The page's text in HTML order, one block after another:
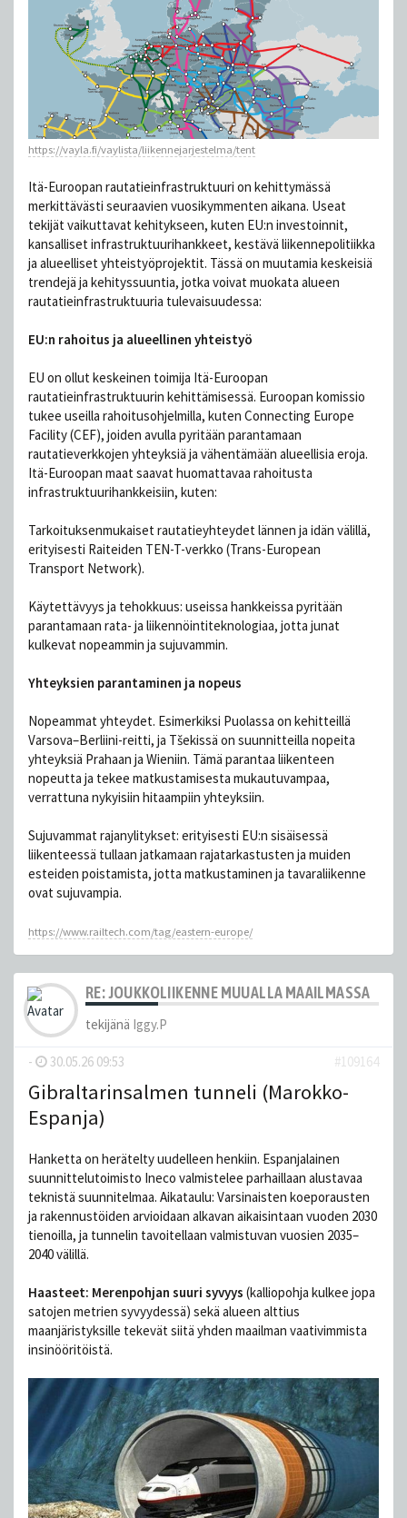
https://vayla.fi/vaylista/liikennejarjestelma/tent
Itä-Euroopan rautatieinfrastruktuuri on kehittymässä
merkittävästi seuraavien vuosikymmenten aikana. Useat
tekijät vaikuttavat kehitykseen, kuten EU:n investoinnit,
kansalliset infrastruktuurihankkeet, kestävä liikennepolitiikka
ja alueelliset yhteistyöprojektit. Tässä on muutamia keskeisiä
trendejä ja kehityssuuntia, jotka voivat muokata alueen
rautatieinfrastruktuuria tulevaisuudessa:
EU:n rahoitus ja alueellinen yhteistyö
EU on ollut keskeinen toimija Itä-Euroopan
rautatieinfrastruktuurin kehittämisessä. Euroopan komissio
tukee useilla rahoitusohjelmilla, kuten Connecting Europe
Facility (CEF), joiden avulla pyritään parantamaan
rautatieverkkojen yhteyksiä ja vähentämään alueellisia eroja.
Itä-Euroopan maat saavat huomattavaa rahoitusta
infrastruktuurihankkeisiin, kuten:
Tarkoituksenmukaiset rautatieyhteydet lännen ja idän välillä,
erityisesti Raiteiden TEN-T-verkko (Trans-European
Transport Network).
Käytettävyys ja tehokkuus: useissa hankkeissa pyritään
parantamaan rata- ja liikennöintiteknologiaa, jotta junat
kulkevat nopeammin ja sujuvammin.
Yhteyksien parantaminen ja nopeus
Nopeammat yhteydet. Esimerkiksi Puolassa on kehitteillä
Varsova–Berliini-reitti, ja Tšekissä on suunnitteilla nopeita
yhteyksiä Prahaan ja Wieniin. Tämä parantaa liikenteen
nopeutta ja tekee matkustamisesta mukautuvampaa,
verrattuna nykyisiin hitaampiin yhteyksiin.
Sujuvammat rajanylitykset: erityisesti EU:n sisäisessä
liikenteessä tullaan jatkamaan rajatarkastusten ja muiden
esteiden poistamista, jotta matkustaminen ja tavaraliikenne
ovat sujuvampia.
https://www.railtech.com/tag/eastern-europe/
RE: JOUKKOLIIKENNE MUUALLA MAAILMASSA
tekijänä Iggy.P
- 30.05.26 09:53 #109164
Gibraltarinsalmen tunneli (Marokko-
Espanja)
Hanketta on herätelty uudelleen henkiin. Espanjalainen
suunnittelutoimisto Ineco valmistelee parhaillaan alustavaa
teknistä suunnitelmaa. Aikataulu: Varsinaisten koeporausten
ja rakennustöiden arvioidaan alkavan aikaisintaan vuoden 2030
tienoilla, ja tunnelin tavoitellaan valmistuvan vuosien 2035–
2040 välillä.
Haasteet: Merenpohjan suuri syvyys (kalliopohja kulkee jopa
satojen metrien syvyydessä) sekä alueen alttius
maanjäristyksille tekevät siitä yhden maailman vaativimmista
insinööritöistä.